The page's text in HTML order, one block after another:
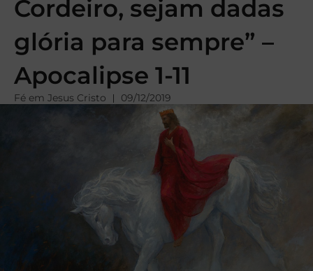
Cordeiro, sejam dadas
glória para sempre” –
Apocalipse 1-11
Fé em Jesus Cristo 09/12/2019